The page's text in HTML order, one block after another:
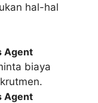
hal-hal
Agent
biaya
Agent